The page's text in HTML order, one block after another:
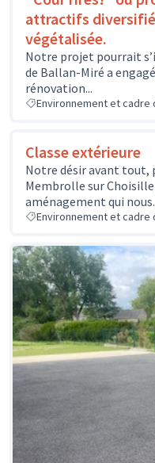
attractifs
végétalisée.
Notre projet pourrait
de Ballan-Miré a
rénovation...
Environnement et cadre
Classe extérieure
Notre désir avant tout,
Membrolle sur
aménagement qui
Environnement et cadre